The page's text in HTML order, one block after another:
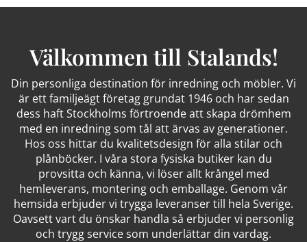
Välkommen till Stalands!
Din personliga destination för inredning och möbler. Vi
är ett familjeägt företag grundat 1946 och har sedan
dess haft Stockholms förtroende att skapa drömhem
med en inredning som tål att ärvas av generationer.
Hos oss hittar du kvalitetsdesign för alla stilar och
plånböcker. I våra stora fysiska butiker kan du
provsitta och känna, vi löser allt krångel med
hemleverans, montering och emballage. Genom vår
hemsida erbjuder vi trygga leveranser till hela Sverige.
Oavsett vart du önskar handla så erbjuder vi personlig
och trygg service som underlättar din vardag.